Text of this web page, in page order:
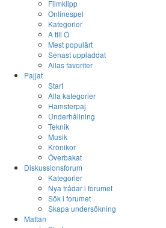
Filmklipp
Onlinespel
Kategorier
A till Ö
Mest populärt
Senast uppladdat
Allas favoriter
Pajjat
Start
Alla kategorier
Hamsterpaj
Underhållning
Teknik
Musik
Krönikor
Överbakat
Diskussionsforum
Kategorier
Nya trådar i forumet
Sök i forumet
Skapa undersökning
Mattan